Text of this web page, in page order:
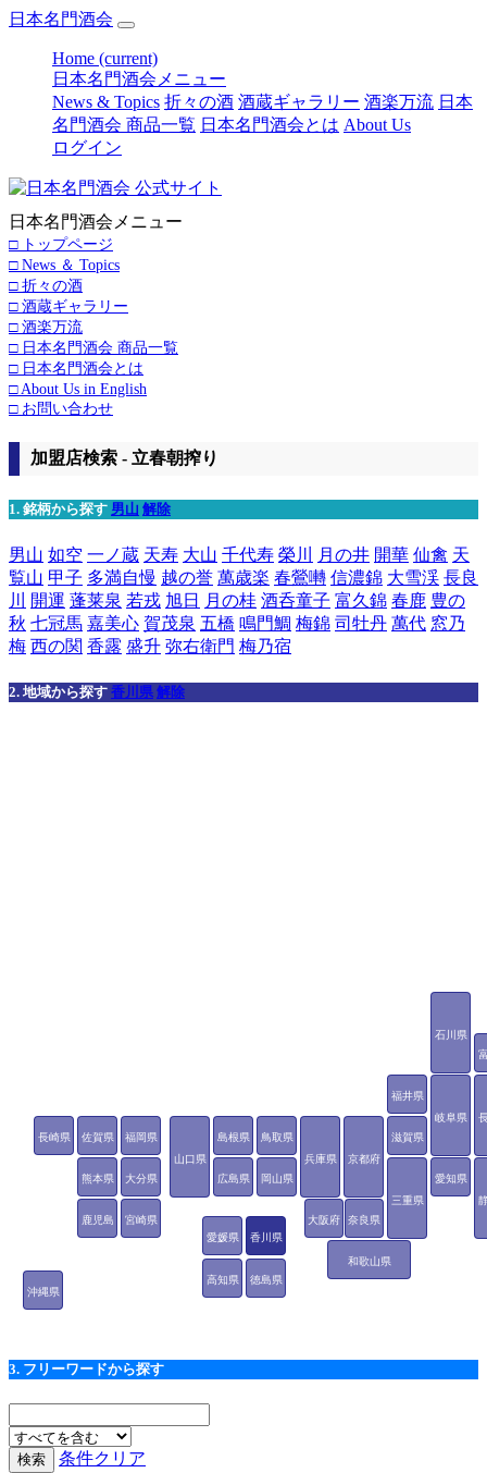
日本名門酒会
Home (current)
日本名門酒会メニュー
News & Topics 折々の酒 酒蔵ギャラリー 酒楽万流 日本
名門酒会 商品一覧 日本名門酒会とは About Us
ログイン
日本名門酒会メニュー
□ トップページ
□ News ＆ Topics
□ 折々の酒
□ 酒蔵ギャラリー
□ 酒楽万流
□ 日本名門酒会 商品一覧
□ 日本名門酒会とは
□ About Us in English
□ お問い合わせ
加盟店検索 - 立春朝搾り
1. 銘柄から探す 男山 解除
男山 如空 一ノ蔵 天寿 大山 千代寿 榮川 月の井 開華 仙禽 天
覧山 甲子 多満自慢 越の誉 萬歳楽 春鶯囀 信濃錦 大雪渓 長良
川
開運 蓬莱泉 若戎 旭日 月の桂 酒呑童子 富久錦 春鹿 豊の
秋 七冠馬 嘉美心 賀茂泉 五橋 鳴門鯛 梅錦 司牡丹 萬代 窓乃
梅 西の関 香露 盛升 弥右衛門 梅乃宿
2. 地域から探す 香川県 解除
石川県
福井県
岐阜県
愛知県
三重県
滋賀県
京都府
大阪府
兵庫県
奈良県
和歌山県
鳥取県
島根県
岡山県
広島県
山口県
徳島県
香川県
愛媛県
高知県
福岡県
佐賀県
長崎県
熊本県 大分県
宮崎県
鹿児島
沖縄県
3. フリーワードから探す
条件クリア